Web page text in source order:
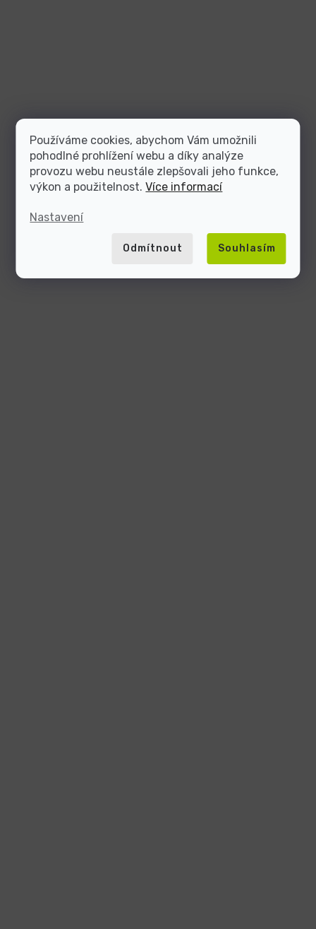
Používáme cookies, abychom Vám umožnili
pohodlné prohlížení webu a díky analýze
provozu webu neustále zlepšovali jeho funkce,
výkon a použitelnost.Více informací
Nastavení
Odmítnout Souhlasím